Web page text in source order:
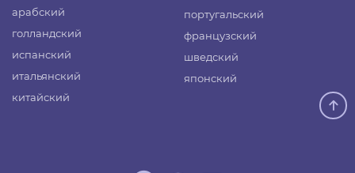
арабский
голландский
испанский
итальянский
китайский
португальский
французский
шведский
японский